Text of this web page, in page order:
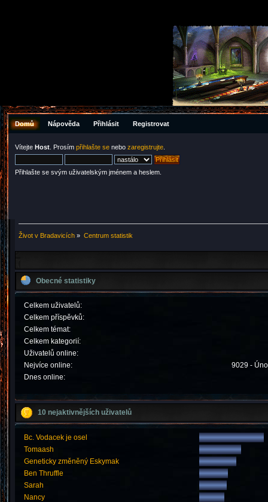
Domů Nápověda Přihlásit Registrovat
Vítejte Host . Prosím přihlašte se nebo zaregistrujte
Přihlašte se svým uživatelským jménem a heslem.
Život v Bradavicích » Centrum statistik
Obecné statistiky
Celkem uživatelů:
Celkem příspěvků:
Celkem témat:
Celkem kategorií:
Uživatelů online:
Nejvíce online:
9029 -
Dnes online:
10 nejaktivnějších uživatelů
Bc. Vodacek je osel
Tomaash
Geneticky změněný Eskymak
Ben Thruffle
Sarah
Nancy